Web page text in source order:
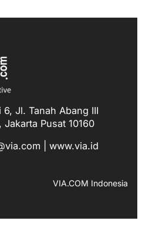
Jl. Tanah Abang III
Pusat 10160
| www.via.id
VIA.COM Indonesia